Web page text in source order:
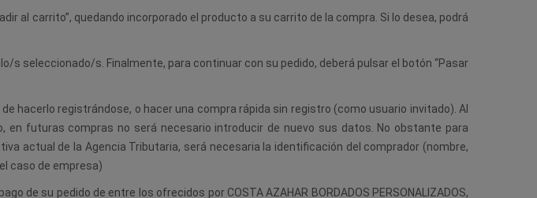
al carrito”, quedando incorporado el producto a su carrito de la compra. Si lo desea, podrá
seleccionado/s. Finalmente, para continuar con su pedido, deberá pulsar el botón “Pasar
hacerlo registrándose, o hacer una compra rápida sin registro (como usuario invitado). Al
en futuras compras no será necesario introducir de nuevo sus datos. No obstante para
actual de la Agencia Tributaria, será necesaria la identificación del comprador (nombre,
caso de empresa)
de su pedido de entre los ofrecidos por COSTA AZAHAR BORDADOS PERSONALIZADOS,